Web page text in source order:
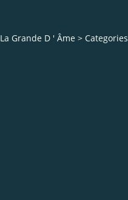
La Grande D ' Âme > Categories